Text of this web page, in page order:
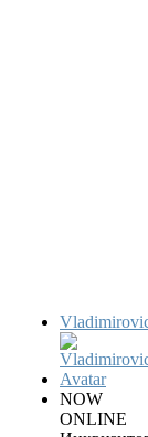
NOW
ONLINE